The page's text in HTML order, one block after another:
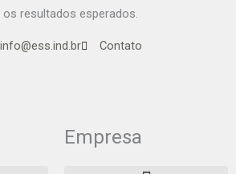
resultados esperados.
info@ess.ind.br Contato
Empresa